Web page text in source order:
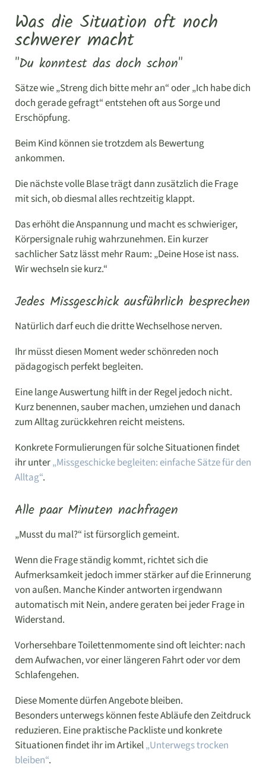
Was die Situation oft noch
schwerer macht
"Du konntest das doch schon"
Sätze wie „Streng dich bitte mehr an“ oder „Ich habe dich
doch gerade gefragt“ entstehen oft aus Sorge und
Erschöpfung.
Beim Kind können sie trotzdem als Bewertung
ankommen.
Die nächste volle Blase trägt dann zusätzlich die Frage
mit sich, ob diesmal alles rechtzeitig klappt.
Das erhöht die Anspannung und macht es schwieriger,
Körpersignale ruhig wahrzunehmen. Ein kurzer
sachlicher Satz lässt mehr Raum: „Deine Hose ist nass.
Wir wechseln sie kurz.“
Jedes Missgeschick ausführlich besprechen
Natürlich darf euch die dritte Wechselhose nerven.
Ihr müsst diesen Moment weder schönreden noch
pädagogisch perfekt begleiten.
Eine lange Auswertung hilft in der Regel jedoch nicht.
Kurz benennen, sauber machen, umziehen und danach
zum Alltag zurückkehren reicht meistens.
Konkrete Formulierungen für solche Situationen findet
ihr unter„Missgeschicke begleiten: einfache Sätze für den
Alltag“.
Alle paar Minuten nachfragen
„Musst du mal?“ ist fürsorglich gemeint.
Wenn die Frage ständig kommt, richtet sich die
Aufmerksamkeit jedoch immer stärker auf die Erinnerung
von außen. Manche Kinder antworten irgendwann
automatisch mit Nein, andere geraten bei jeder Frage in
Widerstand.
Vorhersehbare Toilettenmomente sind oft leichter: nach
dem Aufwachen, vor einer längeren Fahrt oder vor dem
Schlafengehen.
Diese Momente dürfen Angebote bleiben.
Besonders unterwegs können feste Abläufe den Zeitdruck
reduzieren. Eine praktische Packliste und konkrete
Situationen findet ihr im Artikel„Unterwegs trocken
bleiben“.